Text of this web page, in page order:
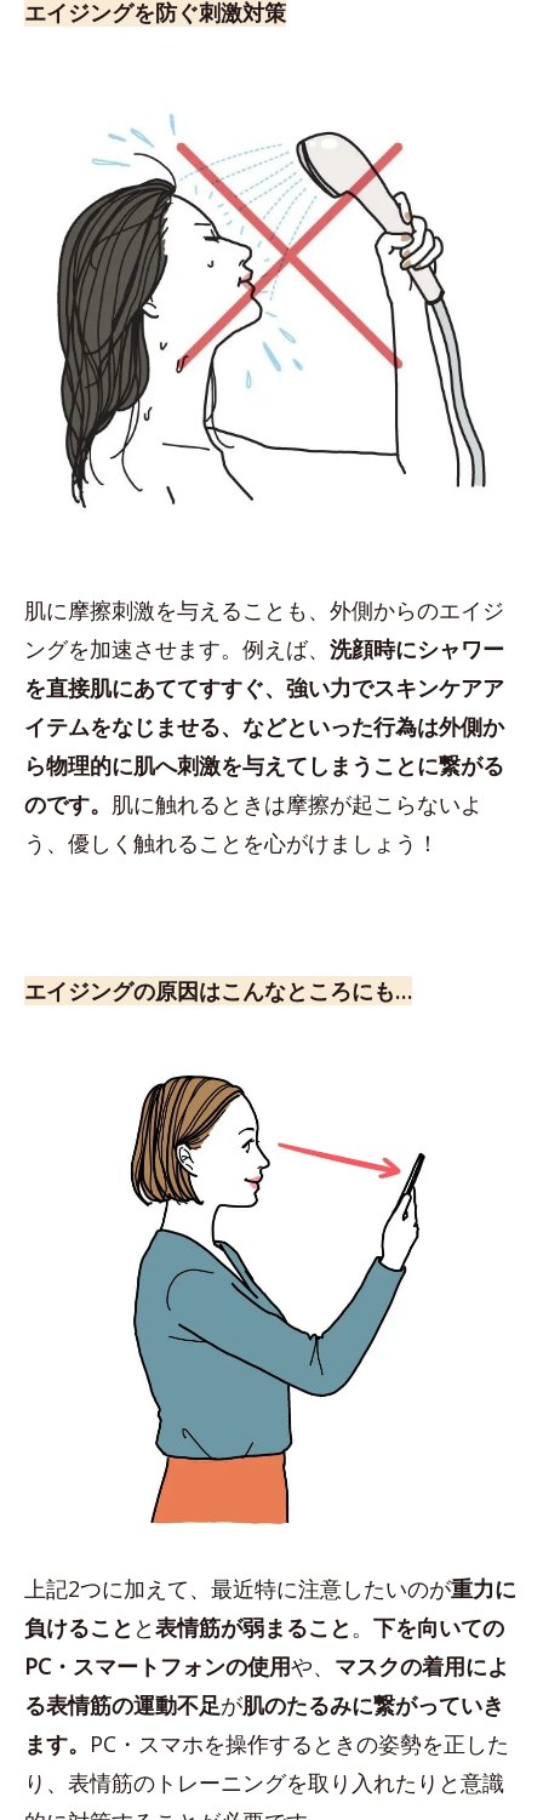
エイジングを防ぐ刺激対策
肌に摩擦刺激を与えることも、外側からのエイジ
ングを加速させます。例えば、 洗顔時にシャワー
を直接肌にあててすすぐ、強い力でスキンケアア
イテムをなじませる、などといった行為は外側か
ら物理的に肌へ刺激を与えてしまうことに繋がる
のです。 肌に触れるときは摩擦が起こらないよ
う、優しく触れることを心がけましょう！
エイジングの原因はこんなところにも…
上記2つに加えて、最近特に注意したいのが重力に
負けること と表情筋が弱まること。 下を向いての
PC・スマートフォンの使用や、 マスクの着用によ
る表情筋の運動不足が肌のたるみに繋がっていき
ます。 PC・スマホを操作するときの姿勢を正した
り、表情筋のトレーニングを取り入れたりと意識